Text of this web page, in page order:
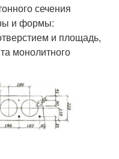
сечения
и формы:
и площадь,
монолитного